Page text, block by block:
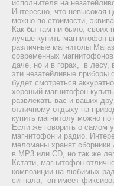
исполнителя на
Интересно, что невысокая
можно по стоимости,
Как бы там ни было, своих
лучше купить магнитофон
различные магнитолы
современных
даче, но и в горах, в лесу,
эти незатейливые приборы
будет смотреться
хороший магнитофон
развлекать вас и ваших
отличному отдыху на
купить магнитолу можно по
Если же говорить о самом
магнитофон и радио.
меломаны хранят
в МР3 или CD, но так же
Кстати, магнитофон
композиции на любимых
сигнала, он имеет